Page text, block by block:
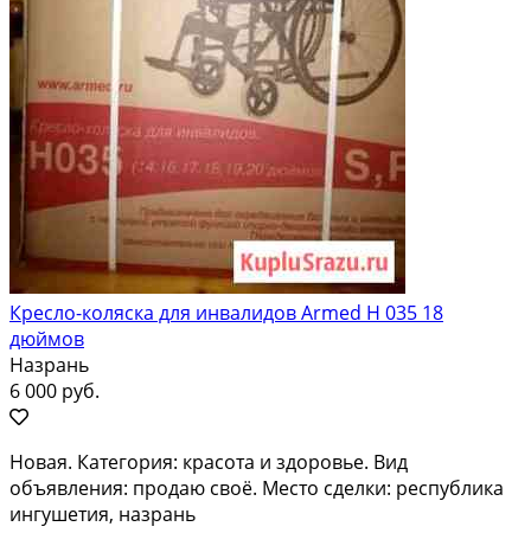
Кресло-коляска для инвалидов Armed Н 035 18
дюймов
Назрань
6 000 руб.
Новая. Категория: красота и здоровье. Вид
объявления: продаю своё. Место сделки: республика
ингушетия, назрань